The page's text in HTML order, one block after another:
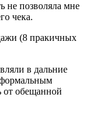
не позволяла мне
чека.
(8 пракичных
в дальние
от обещанной